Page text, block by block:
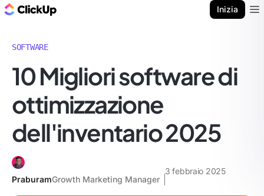
Inizia
SOFTWARE
10 Migliori software di
ottimizzazione
dell'inventario 2025
PraburamGrowth Marketing Manager
3 febbraio 2025